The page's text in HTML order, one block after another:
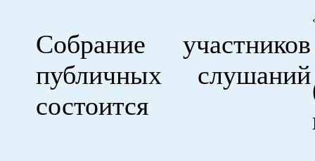
Собрание участников
публичных слушаний
состоится